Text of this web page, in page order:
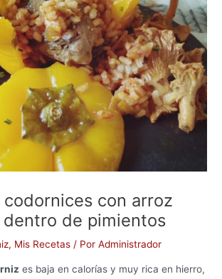
codornices con arroz
dentro de pimientos
, Mis Recetas / PorAdministrador
es baja en calorías y muy rica en hierro,